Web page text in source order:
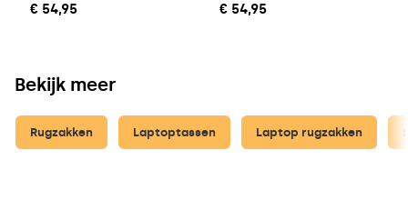
€ 54,95 € 54,95
Bekijk meer
Rugzakken Laptoptassen Laptop rugzakken